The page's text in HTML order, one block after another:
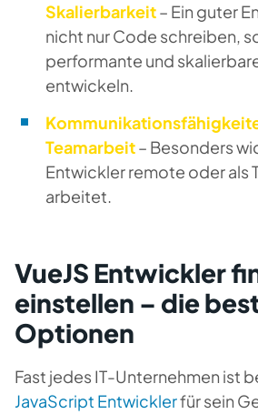
Skalierbarkeit– Ein guter
nicht nur Code schreiben,
performante und
entwickeln.
Teamarbeit– Besonders
Entwickler remote oder als
arbeitet.
VueJS Entwickler
einstellen – die
Optionen
Fast jedes IT-Unternehmen ist
JavaScript Entwicklerfür sein